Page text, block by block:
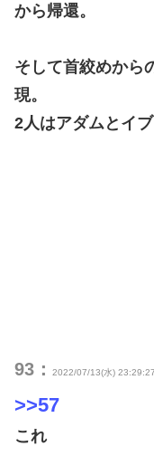
から帰還。
そして首絞めから
現。
2人はアダムとイブ
終
93： 2022/07/13(水)
>>57
これ